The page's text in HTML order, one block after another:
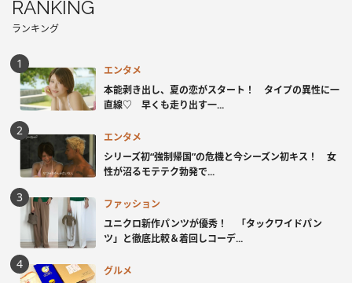
RANKING
ランキング
エンタメ
本能剥き出し、夏の恋がスタート！ タイプの異性に一
直線♡ 早くも走り出す一...
エンタメ
シリーズ初“強制帰国”の危機と今シーズン初キス！ 女
性が沼るモテテク勃発で...
ファッション
ユニクロ新作パンツが優秀！ 「タックワイドパン
ツ」と徹底比較＆着回しコーデ...
グルメ